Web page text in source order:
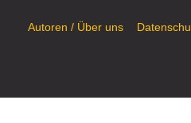
Autoren / Über uns